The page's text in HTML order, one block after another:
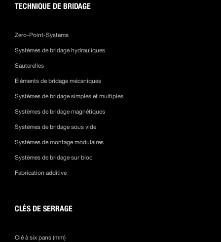
TECHNIQUE DE BRIDAGE
Zero-Point-Systems
Systèmes de bridage hydrauliques
Sauterelles
Eléments de bridage mécaniques
Systèmes de bridage simples et multiples
Systèmes de bridage magnétiques
Systèmes de bridage sous vide
Systèmes de montage modulaires
Systèmes de bridage sur bloc
Fabrication additive
CLÈS DE SERRAGE
Clé à six pans (mm)